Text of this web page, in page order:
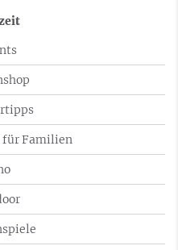
für Familien